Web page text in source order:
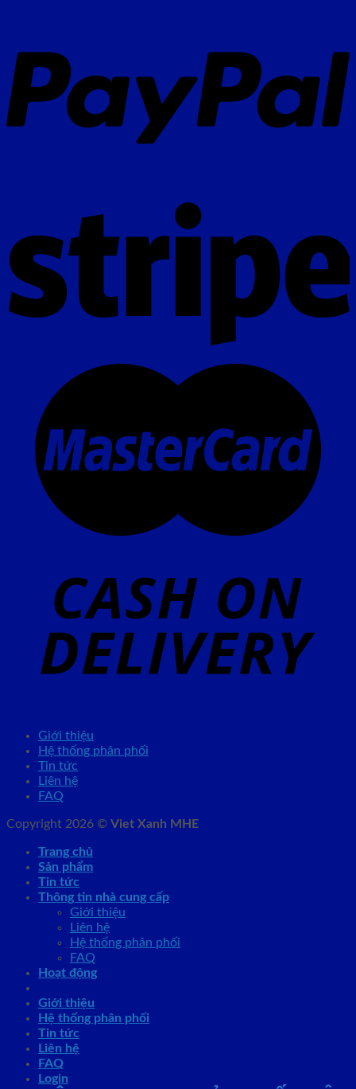
Giới thiệu
Hệ thống phân phối
Tin tức
Liên hệ
FAQ
Copyright 2026 © Viet Xanh MHE
Trang chủ
Sản phẩm
Tin tức
Thông tin nhà cung cấp
Giới thiệu
Liên hệ
Hệ thống phân phối
FAQ
Hoạt động
Giới thiệu
Hệ thống phân phối
Tin tức
Liên hệ
FAQ
Login